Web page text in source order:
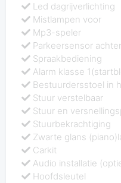
Led dagrijverlichting
Mistlampen voor
Mp3-speler
Parkeersensor achter
Spraakbediening
Alarm klasse
Bestuurdersstoel in
Stuur verstelbaar
Stuur en
Stuurbekrachtiging
Zwarte glans
Carkit
Audio installatie
Hoofdsleutel